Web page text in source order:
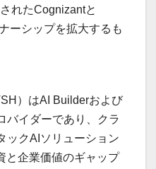
れたCognizantと
ーシップを拡大するも
）はAI Builderおよび
バイダーであり、クラ
ックAIソリューション
と企業価値のギャップ